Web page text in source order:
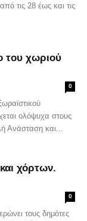
τις 28 έως και τις
του χωριού
0
ολόψυχα στους
Ανάσταση και...
χόρτων.
0
τους δημότες